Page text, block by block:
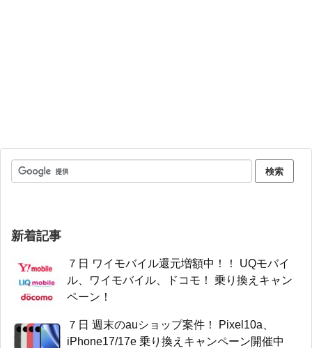
新着記事
７日 ワイモバイル還元増額中！！ UQモバイ
ル、ワイモバイル、ドコモ！ 乗り換えキャン
ペーン！
７日 週末のauショップ案件！ Pixel10a、
iPhone17/17e 乗り換えキャンペーン開催中